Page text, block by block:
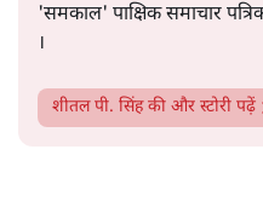
'समकाल' पाक्षिक समाचार
।
शीतल पी. सिंहकी और स्टोरी पढ़ें